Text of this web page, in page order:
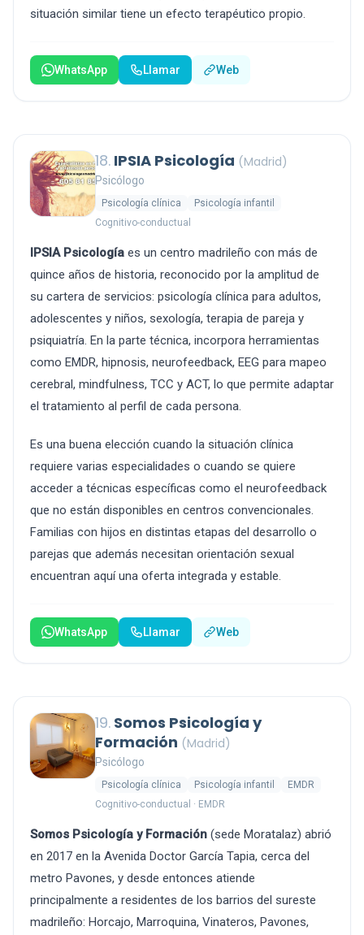
situación similar tiene un efecto terapéutico propio.
WhatsApp Llamar Web
18. IPSIA Psicología (Madrid)
Psicólogo
Psicología clínica
Psicología infantil
Cognitivo-conductual
IPSIA Psicología es un centro madrileño con más de
quince años de historia, reconocido por la amplitud de
su cartera de servicios: psicología clínica para adultos,
adolescentes y niños, sexología, terapia de pareja y
psiquiatría. En la parte técnica, incorpora herramientas
como EMDR, hipnosis, neurofeedback, EEG para mapeo
cerebral, mindfulness, TCC y ACT, lo que permite adaptar
el tratamiento al perfil de cada persona.
Es una buena elección cuando la situación clínica
requiere varias especialidades o cuando se quiere
acceder a técnicas específicas como el neurofeedback
que no están disponibles en centros convencionales.
Familias con hijos en distintas etapas del desarrollo o
parejas que además necesitan orientación sexual
encuentran aquí una oferta integrada y estable.
WhatsApp Llamar Web
19. Somos Psicología y
Formación (Madrid)
Psicólogo
Psicología clínica Psicología infantil
EMDR
Cognitivo-conductual · EMDR
Somos Psicología y Formación (sede Moratalaz) abrió
en 2017 en la Avenida Doctor García Tapia, cerca del
metro Pavones, y desde entonces atiende
principalmente a residentes de los barrios del sureste
madrileño: Horcajo, Marroquina, Vinateros, Pavones,